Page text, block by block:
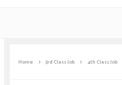
Home 3rd Class Job 4th Class Job